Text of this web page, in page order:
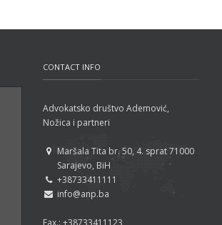
CONTACT INFO
Advokatsko društvo Ademović,
Nožica i partneri
Maršala Tita br. 50, 4. sprat 71000
Sarajevo, BiH
+38733411111
info@anp.ba
Fax.: +38733411123